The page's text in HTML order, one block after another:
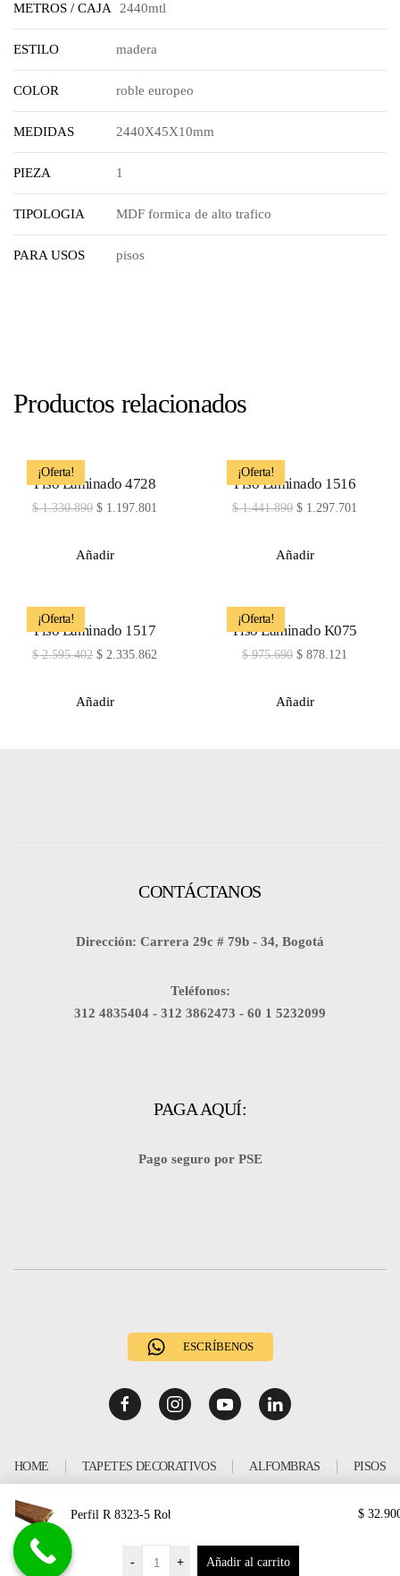
Perfil R 8323-5 Roble Europeo $
- + Añadir al carrito
METROS / CAJA 2440mtl
ESTILO madera
COLOR roble europeo
MEDIDAS 2440X45X10mm
PIEZA 1
TIPOLOGIA MDF formica de alto trafico
PARA USOS pisos
Productos relacionados
¡Oferta!
Piso Laminado 4728
$1.330.890 $ 1.197.801
Añadir
¡Oferta!
Piso Laminado 1516
$1.441.890 $ 1.297.701
Añadir
¡Oferta!
Piso Laminado 1517
$2.595.402 $ 2.335.862
Añadir
¡Oferta!
Piso Laminado K075
$975.690 $ 878.121
Añadir
CONTÁCTANOS
Dirección: Carrera 29c # 79b - 34, Bogotá
Teléfonos:
312 4835404 - 312 3862473 - 60 1 5232099
PAGA AQUÍ:
Pago seguro por PSE
ESCRÍBENOS
HOME TAPETES DECORATIVOS ALFOMBRAS PISOS
ATRAPAMUGRE & GRAMA KRONOWALL 3D
POLÍTICAS Y MANUALES